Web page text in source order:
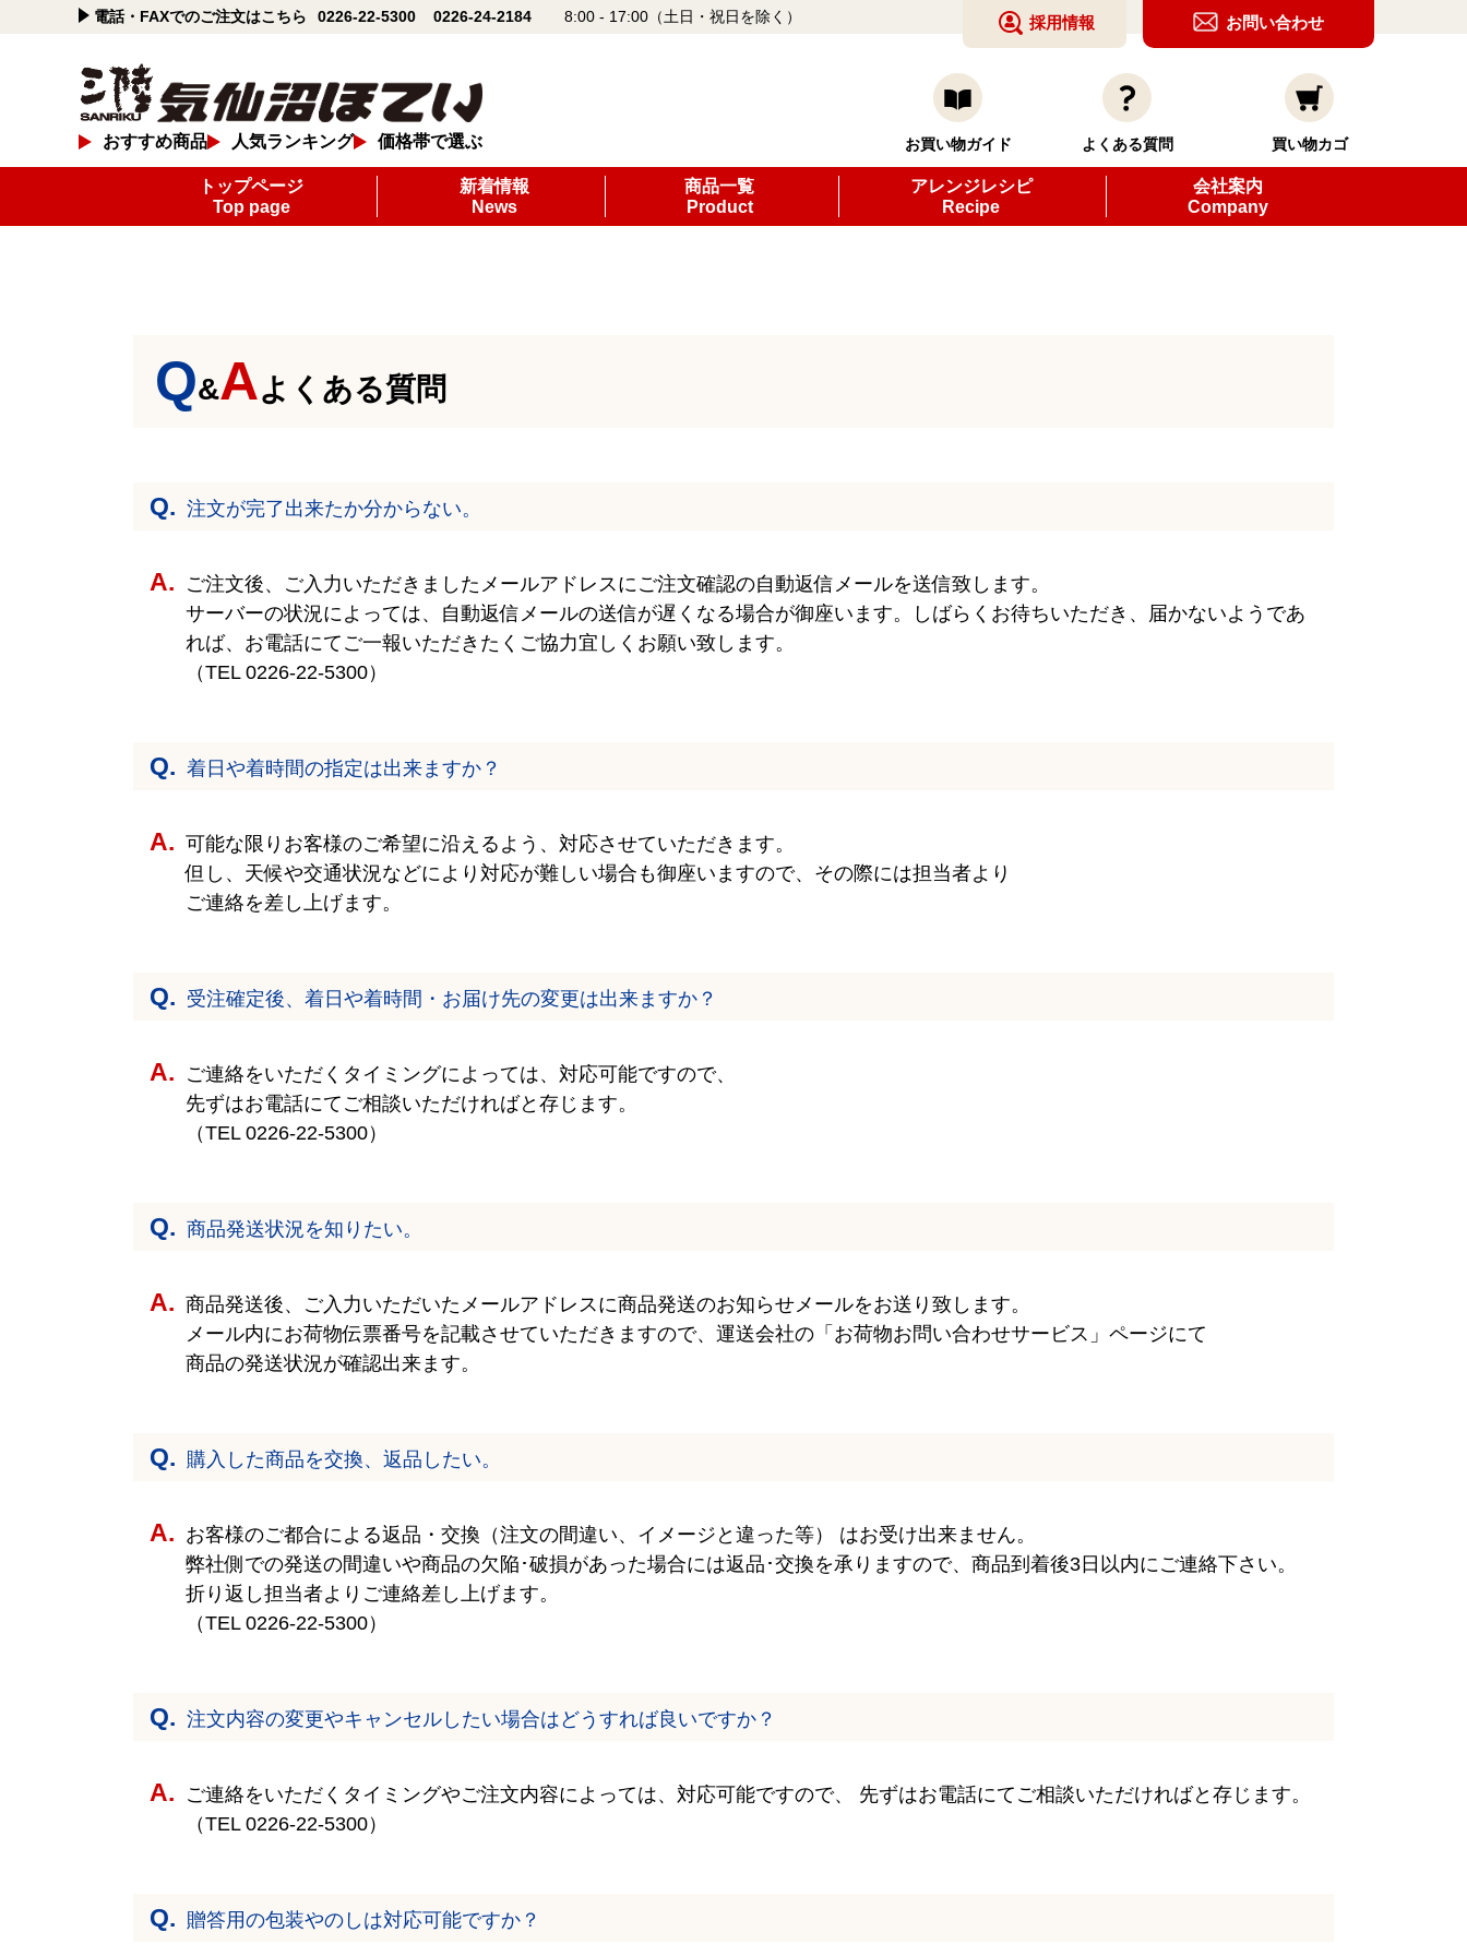
電話・FAXでのご注文はこちら 0226-22-5300 0226-24-2184 8:00 - 17:00（土日・祝日を除く） 採用情報 お問い合わせ
おすすめ商品 人気ランキング 価格帯で選ぶ お買い物ガイド よくある質問 買い物カゴ
トップページ
Top page
新着情報
News
商品一覧
Product
アレンジレシピ
Recipe
会社案内
Company
Q&Aよくある質問
注文が完了出来たか分からない。
ご注文後、ご入力いただきましたメールアドレスにご注文確認の自動返信メールを送信致します。
サーバーの状況によっては、自動返信メールの送信が遅くなる場合が御座います。しばらくお待ちいただき、届かないようであ
れば、お電話にてご一報いただきたくご協力宜しくお願い致します。
（TEL 0226-22-5300）
着日や着時間の指定は出来ますか？
可能な限りお客様のご希望に沿えるよう、対応させていただきます。
但し、天候や交通状況などにより対応が難しい場合も御座いますので、その際には担当者より
ご連絡を差し上げます。
受注確定後、着日や着時間・お届け先の変更は出来ますか？
ご連絡をいただくタイミングによっては、対応可能ですので、
先ずはお電話にてご相談いただければと存じます。
（TEL 0226-22-5300）
商品発送状況を知りたい。
商品発送後、ご入力いただいたメールアドレスに商品発送のお知らせメールをお送り致します。
メール内にお荷物伝票番号を記載させていただきますので、運送会社の「お荷物お問い合わせサービス」ページにて
商品の発送状況が確認出来ます。
購入した商品を交換、返品したい。
お客様のご都合による返品・交換（注文の間違い、イメージと違った等） はお受け出来ません。
弊社側での発送の間違いや商品の欠陥･破損があった場合には返品･交換を承りますので、商品到着後3日以内にご連絡下さい。
折り返し担当者よりご連絡差し上げます。
（TEL 0226-22-5300）
注文内容の変更やキャンセルしたい場合はどうすれば良いですか？
ご連絡をいただくタイミングやご注文内容によっては、対応可能ですので、 先ずはお電話にてご相談いただければと存じます。
（TEL 0226-22-5300）
贈答用の包装やのしは対応可能ですか？